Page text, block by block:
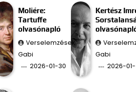
Moliére:
Tartuffe
olvasónapló
Verselemzések
Gabi
2026-01-30
Kertész
Gabi
2026-